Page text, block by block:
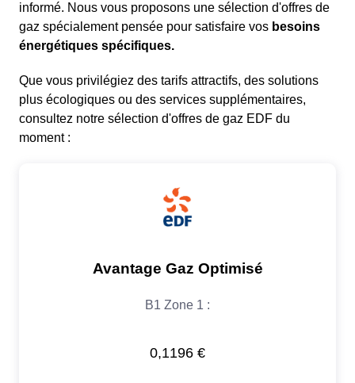
informé. Nous vous proposons une sélection d'offres de
gaz spécialement pensée pour satisfaire vos besoins
énergétiques spécifiques.
Que vous privilégiez des tarifs attractifs, des solutions
plus écologiques ou des services supplémentaires,
consultez notre sélection d'offres de gaz EDF du
moment :